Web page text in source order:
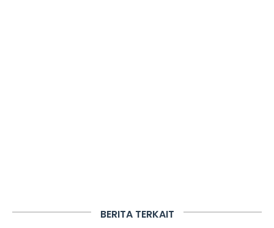
BERITA TERKAIT